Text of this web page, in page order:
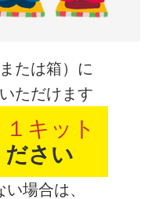
たは箱）に
ただけます
キット
さい
場合は、